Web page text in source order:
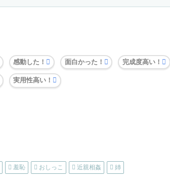
感動した！ 面白かった！ 完成度高い！
実用性高い！
羞恥 おしっこ 近親相姦 姉